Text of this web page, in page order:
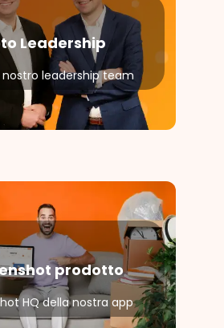
Leadership
nostro leadership team
prodotto
HQ della nostra app